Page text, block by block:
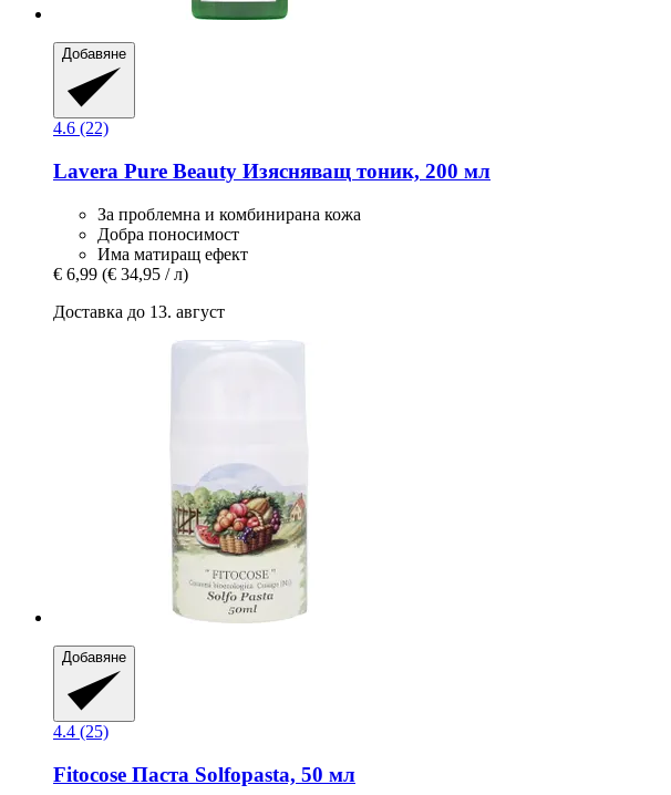
Добавяне
4.6 (22)
Lavera Pure Beauty Изясняващ тоник, 200 мл
За проблемна и комбинирана кожа
Добра поносимост
Има матиращ ефект
€ 6,99 (€ 34,95 / л)
Доставка до 13. август
Добавяне
4.4 (25)
Fitocose Паста Solfopasta, 50 мл